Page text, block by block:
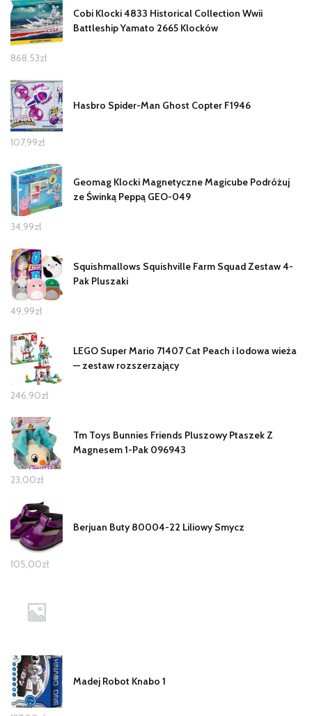
Cobi Klocki 4833 Historical Collection Wwii
Battleship Yamato 2665 Klocków
868,53zł
Hasbro Spider-Man Ghost Copter F1946
107,99zł
Geomag Klocki Magnetyczne Magicube Podróżuj
ze Świnką Peppą GEO-049
34,99zł
Squishmallows Squishville Farm Squad Zestaw 4-
Pak Pluszaki
49,99zł
LEGO Super Mario 71407 Cat Peach i lodowa wieża
— zestaw rozszerzający
246,90zł
Tm Toys Bunnies Friends Pluszowy Ptaszek Z
Magnesem 1-Pak 096943
23,00zł
Berjuan Buty 80004-22 Liliowy Smycz
105,00zł
Madej Robot Knabo 1